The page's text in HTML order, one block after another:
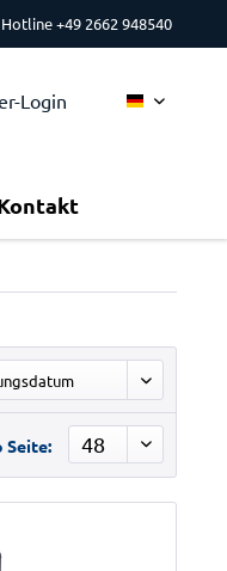
+49 2662 948540
Login Deutsch
Seite: